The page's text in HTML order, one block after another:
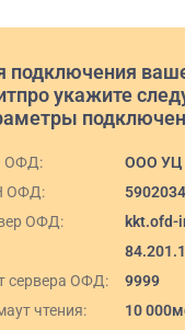
подключения
укажите
ОФД:
ООО УЦ
ОФД:
ОФД:
kkt.ofd-
сервера ОФД:
9999
чтения:
10